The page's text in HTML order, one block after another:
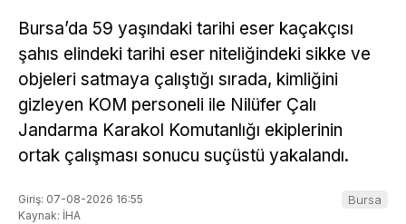
Bursa’da 59 yaşındaki tarihi eser kaçakçısı
şahıs elindeki tarihi eser niteliğindeki sikke ve
objeleri satmaya çalıştığı sırada, kimliğini
gizleyen KOM personeli ile Nilüfer Çalı
Jandarma Karakol Komutanlığı ekiplerinin
ortak çalışması sonucu suçüstü yakalandı.
Giriş: 07-08-2026 16:55
Kaynak: İHA
Bursa